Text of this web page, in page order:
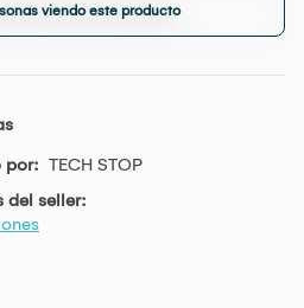
viendo este producto
por: TECH STOP
del seller: